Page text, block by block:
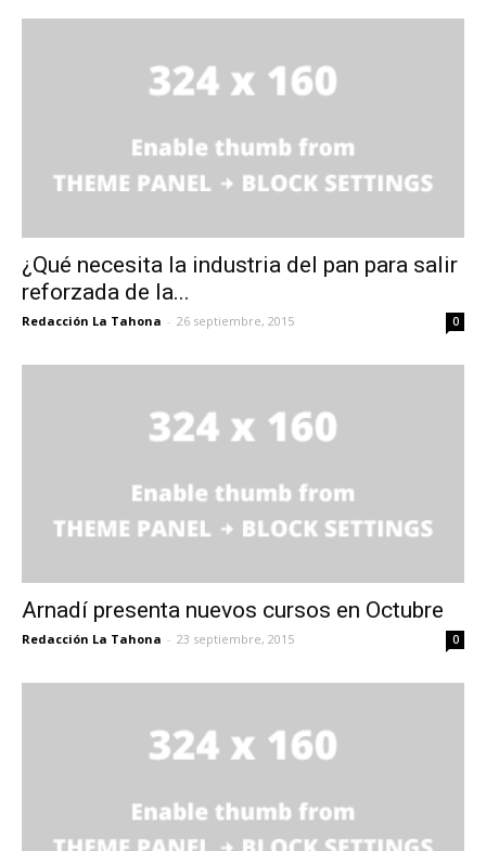
¿Qué necesita la industria del pan para salir
reforzada de la...
Redacción La Tahona - 26 septiembre, 2015 0
Arnadí presenta nuevos cursos en Octubre
Redacción La Tahona - 23 septiembre, 2015 0